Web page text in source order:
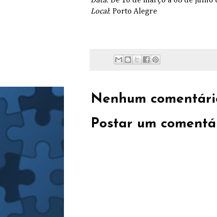
Local: Porto Alegre
Nenhum
Postar um